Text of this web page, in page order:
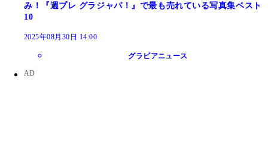
み！『週プレ グラジャパ！』で最も売れている写真集ベスト
10
2025年08月30日 14:00
グラビアニュース